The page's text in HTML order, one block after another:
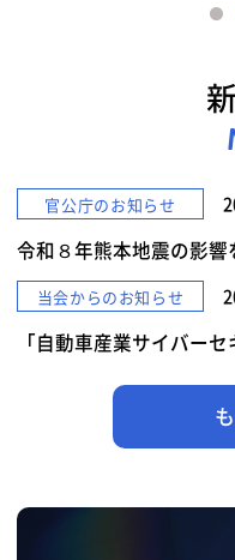
官公庁のお知らせ
令和８年熊本地震の影
当会からのお知らせ
「自動車産業サイバー